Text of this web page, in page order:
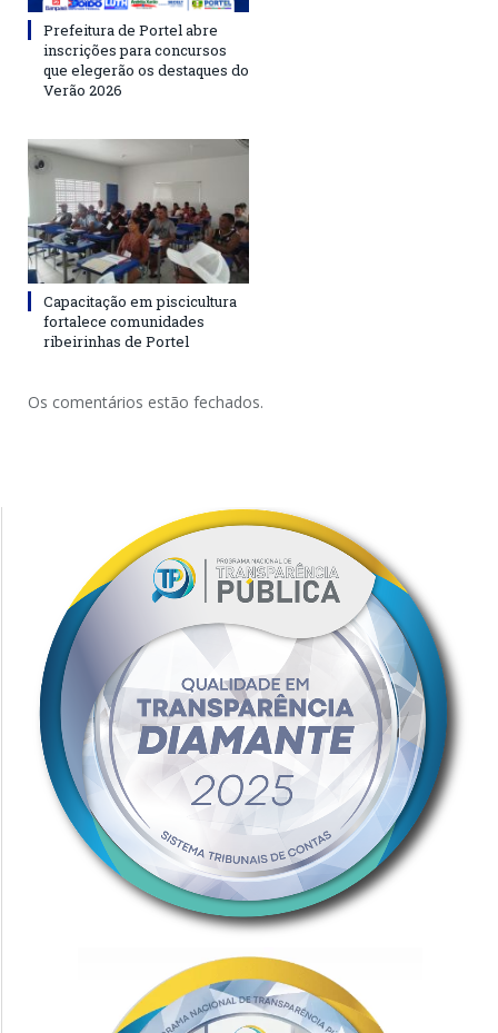
Prefeitura de Portel abre
inscrições para concursos
que elegerão os destaques do
Verão 2026
Capacitação em piscicultura
fortalece comunidades
ribeirinhas de Portel
Os comentários estão fechados.